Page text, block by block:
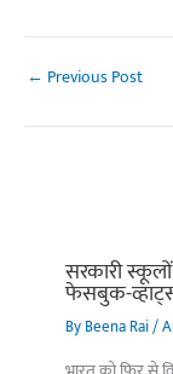
← Previous Post
सरकारी
फेसबुक-
ByBeena Rai/